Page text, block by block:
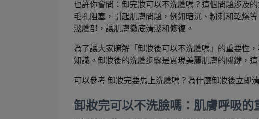
也許你會問：卸完妝可以不洗臉嗎？這個問題涉及
毛孔阻塞，引起肌膚問題，例如暗沉、粉刺和乾燥
潔臉部，讓肌膚徹底清潔和修復。
為了讓大家瞭解「卸妝後可以不洗臉嗎」的重要性
知識。卸妝後的洗臉步驟是實現美麗肌膚的關鍵，這
可以參考 卸妝完要馬上洗臉嗎？為什麼卸妝後立即
卸妝完可以不洗臉嗎：肌膚呼吸的